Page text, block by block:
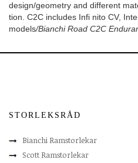
design/geometry and different
tion. C2C includes Infi nito CV,
models/Bianchi Road C2C
STORLEKSRÅD
Bianchi Ramstorlekar
Scott Ramstorlekar